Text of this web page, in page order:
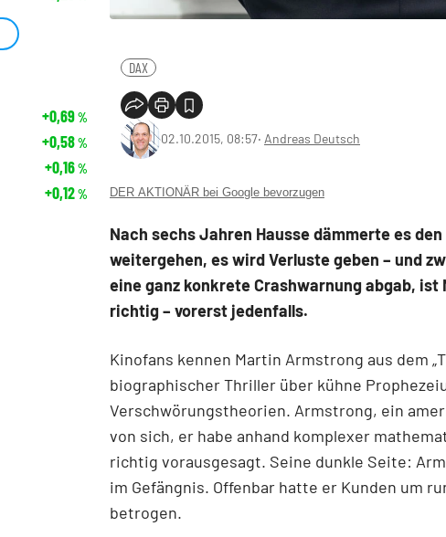
DAX
02.10.2015, 08:57‧ Andreas Deutsch
DER AKTIONÄR bei Google bevorzugen
Nach sechs Jahren Hausse dämmerte es
weitergehen, es wird Verluste geben – und
eine ganz konkrete Crashwarnung abgab,
richtig – vorerst jedenfalls.
Kinofans kennen Martin Armstrong aus dem
biographischer Thriller über kühne
Verschwörungstheorien. Armstrong, ein
von sich, er habe anhand komplexer
richtig vorausgesagt. Seine dunkle Seite:
im Gefängnis. Offenbar hatte er Kunden um
betrogen.
+0,69%
+0,58%
+0,16%
+0,12%